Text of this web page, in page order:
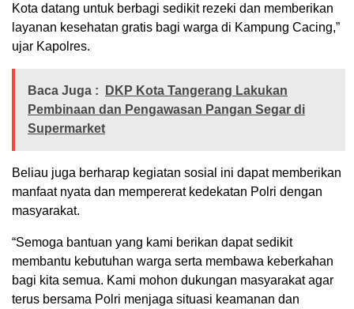
Kota datang untuk berbagi sedikit rezeki dan memberikan
layanan kesehatan gratis bagi warga di Kampung Cacing,”
ujar Kapolres.
Baca Juga :
DKP Kota Tangerang Lakukan
Pembinaan dan Pengawasan Pangan Segar di
Supermarket
Beliau juga berharap kegiatan sosial ini dapat memberikan
manfaat nyata dan mempererat kedekatan Polri dengan
masyarakat.
“Semoga bantuan yang kami berikan dapat sedikit
membantu kebutuhan warga serta membawa keberkahan
bagi kita semua. Kami mohon dukungan masyarakat agar
terus bersama Polri menjaga situasi keamanan dan